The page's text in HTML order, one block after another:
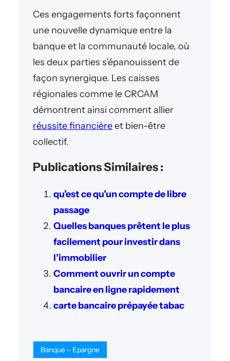
Ces engagements forts façonnent
une nouvelle dynamique entre la
banque et la communauté locale, où
les deux parties s’épanouissent de
façon synergique. Les caisses
régionales comme le CRCAM
démontrent ainsi comment allier
réussite financièreet bien-être
collectif.
Publications Similaires :
qu’est ce qu’un compte de libre
passage
Quelles banques prêtent le plus
facilement pour investir dans
l’immobilier
Comment ouvrir un compte
bancaire en ligne rapidement
carte bancaire prépayée tabac
Banque – Epargne